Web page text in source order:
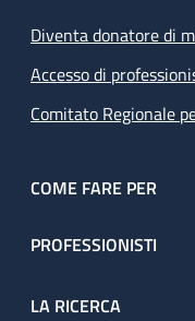
Diventa donatore di
Accesso di
Comitato Regionale
COME FARE PER
PROFESSIONISTI
LA RICERCA